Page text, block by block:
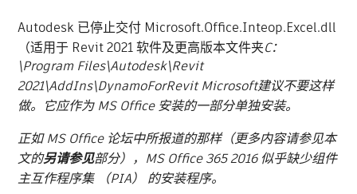
Autodesk 已停止交付 Microsoft.Office.Inteop.Excel.dll
（适用于 Revit 2021 软件及更高版本文件夹C：
\Program Files\Autodesk\Revit
2021\AddIns\DynamoForRevit Microsoft建议不要这样
做。它应作为 MS Office 安装的一部分单独安装。
正如 MS Office 论坛中所报道的那样（更多内容请参见本
文的另请参见部分），MS Office 365 2016 似乎缺少组件
主互作程序集 （PIA） 的安装程序。